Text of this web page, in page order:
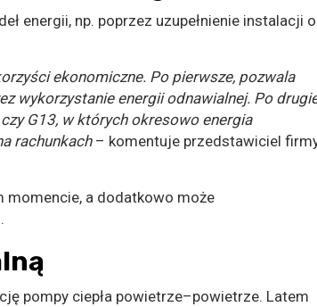
energii, np. poprzez uzupełnienie instalacji o
ekonomiczne. Po pierwsze, pozwala
wykorzystanie energii odnawialnej. Po
G13, w których okresowo energia
rachunkach– komentuje przedstawiciel
momencie, a dodatkowo może
pompy ciepła powietrze–powietrze. Latem